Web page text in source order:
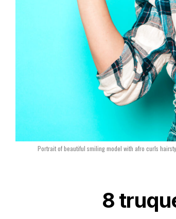
Portrait of beautiful smiling model with afro curls
8